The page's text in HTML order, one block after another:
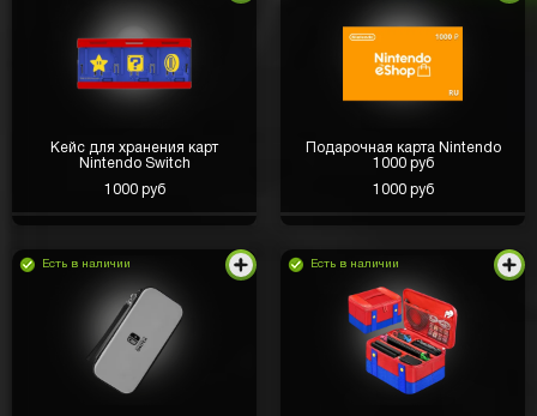
Кейс для хранения карт
Nintendo Switch
1000 руб
Подарочная карта Nintendo
1000 руб
1000 руб
Есть в наличии Есть в наличии